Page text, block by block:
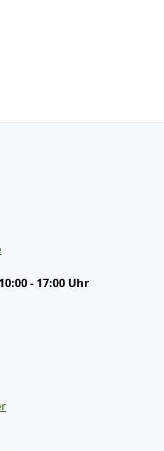
- 17:00 Uhr